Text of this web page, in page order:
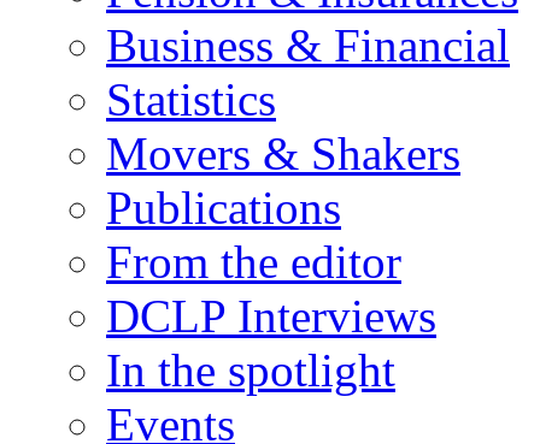
Business & Financial
Statistics
Movers & Shakers
Publications
From the editor
DCLP Interviews
In the spotlight
Events